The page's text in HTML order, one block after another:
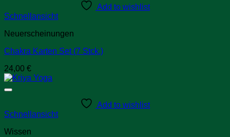
Add to wishlist
Schnellansicht
Neuerscheinungen
Chakra Karten Set (7 Stck.)
24,00 €
Add to wishlist
Schnellansicht
Wissen